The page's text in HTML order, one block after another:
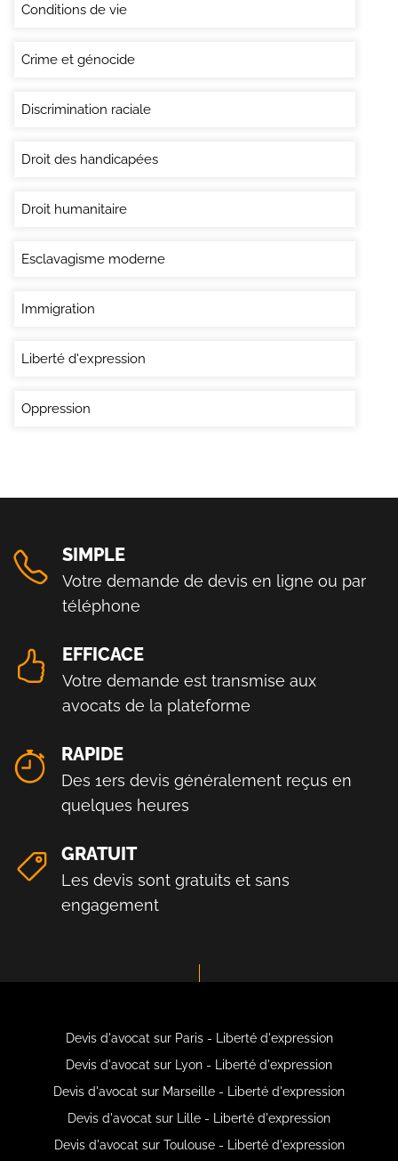
Conditions de vie
Crime et génocide
Discrimination raciale
Droit des handicapées
Droit humanitaire
Esclavagisme moderne
Immigration
Liberté d'expression
Oppression
SIMPLE
Votre demande de devis en ligne ou par
téléphone
EFFICACE
Votre demande est transmise aux
avocats de la plateforme
RAPIDE
Des 1ers devis généralement reçus en
quelques heures
GRATUIT
Les devis sont gratuits et sans
engagement
Devis d'avocat sur Paris - Liberté d'expression
Devis d'avocat sur Lyon - Liberté d'expression
Devis d'avocat sur Marseille - Liberté d'expression
Devis d'avocat sur Lille - Liberté d'expression
Devis d'avocat sur Toulouse - Liberté d'expression